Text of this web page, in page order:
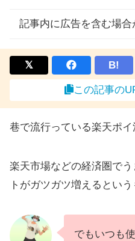
記事内に広告を含む場合
B!
この記事の
巷で流行っている楽天ポイ
楽天市場などの経済圏で
トがガツガツ増えるという
でもいつも